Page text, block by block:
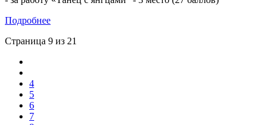
Подробнее
Страница 9 из 21
4
5
6
7